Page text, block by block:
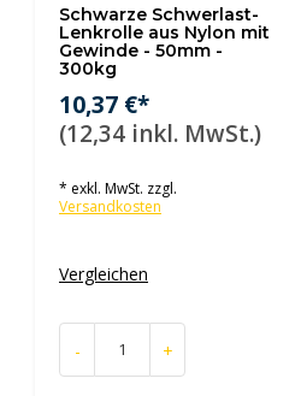
Schwarze Schwerlast-
Lenkrolle aus Nylon mit
Gewinde - 50mm -
300kg
10,37 €*
(12,34 inkl. MwSt.)
* exkl. MwSt. zzgl.
Versandkosten
Vergleichen
- +